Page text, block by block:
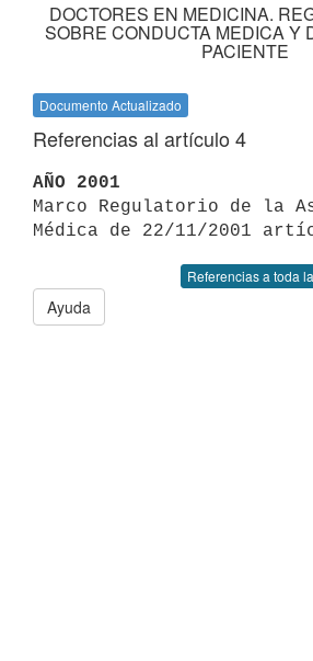
DOCTORES EN MEDICINA.
SOBRE CONDUCTA MEDICA Y
PACIENTE
Documento Actualizado
Referencias al artículo 4
AÑO 2001
Marco Regulatorio de la
Médica de 22/11/2001
Referencias a toda
Ayuda